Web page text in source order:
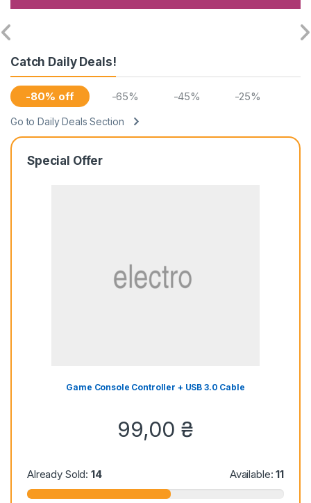
Catch Daily Deals!
-80% off -65% -45% -25%
Go to Daily Deals Section
Special Offer
Game Console Controller + USB 3.0 Cable
99,00 ₴
Already Sold:14 Available:11